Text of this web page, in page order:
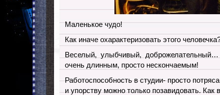
Маленькое чудо!
Как иначе охарактеризовать этого
Веселый, улыбчивый, доброжелательный…
очень длинным, просто нескончаемым!
Работоспособность в студии- просто
и упорству можно только позавидовать.